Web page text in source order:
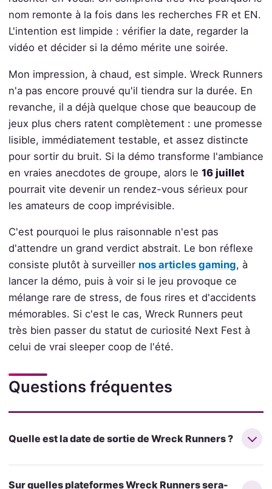
nom remonte à la fois dans les recherches FR et EN.
L'intention est limpide : vérifier la date, regarder la
vidéo et décider si la démo mérite une soirée.
Mon impression, à chaud, est simple. Wreck Runners
n'a pas encore prouvé qu'il tiendra sur la durée. En
revanche, il a déjà quelque chose que beaucoup de
jeux plus chers ratent complètement : une promesse
lisible, immédiatement testable, et assez distincte
pour sortir du bruit. Si la démo transforme l'ambiance
en vraies anecdotes de groupe, alors le 16 juillet
pourrait vite devenir un rendez-vous sérieux pour
les amateurs de coop imprévisible.
C'est pourquoi le plus raisonnable n'est pas
d'attendre un grand verdict abstrait. Le bon réflexe
consiste plutôt à surveiller nos articles gaming, à
lancer la démo, puis à voir si le jeu provoque ce
mélange rare de stress, de fous rires et d'accidents
mémorables. Si c'est le cas, Wreck Runners peut
très bien passer du statut de curiosité Next Fest à
celui de vrai sleeper coop de l'été.
Questions fréquentes
Quelle est la date de sortie de Wreck Runners ?
Sur quelles plateformes Wreck Runners sera-